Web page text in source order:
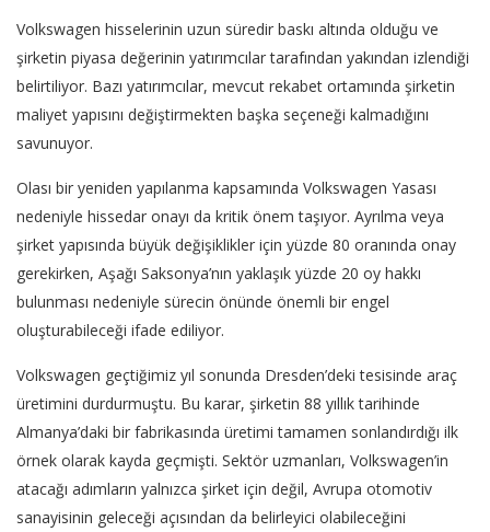
Volkswagen hisselerinin uzun süredir baskı altında olduğu ve
şirketin piyasa değerinin yatırımcılar tarafından yakından izlendiği
belirtiliyor. Bazı yatırımcılar, mevcut rekabet ortamında şirketin
maliyet yapısını değiştirmekten başka seçeneği kalmadığını
savunuyor.
Olası bir yeniden yapılanma kapsamında Volkswagen Yasası
nedeniyle hissedar onayı da kritik önem taşıyor. Ayrılma veya
şirket yapısında büyük değişiklikler için yüzde 80 oranında onay
gerekirken, Aşağı Saksonya’nın yaklaşık yüzde 20 oy hakkı
bulunması nedeniyle sürecin önünde önemli bir engel
oluşturabileceği ifade ediliyor.
Volkswagen geçtiğimiz yıl sonunda Dresden’deki tesisinde araç
üretimini durdurmuştu. Bu karar, şirketin 88 yıllık tarihinde
Almanya’daki bir fabrikasında üretimi tamamen sonlandırdığı ilk
örnek olarak kayda geçmişti. Sektör uzmanları, Volkswagen’in
atacağı adımların yalnızca şirket için değil, Avrupa otomotiv
sanayisinin geleceği açısından da belirleyici olabileceğini